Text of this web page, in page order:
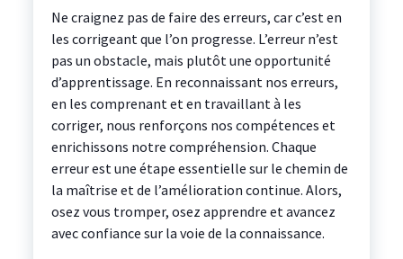
Ne craignez pas de faire des erreurs, car c’est en
les corrigeant que l’on progresse. L’erreur n’est
pas un obstacle, mais plutôt une opportunité
d’apprentissage. En reconnaissant nos erreurs,
en les comprenant et en travaillant à les
corriger, nous renforçons nos compétences et
enrichissons notre compréhension. Chaque
erreur est une étape essentielle sur le chemin de
la maîtrise et de l’amélioration continue. Alors,
osez vous tromper, osez apprendre et avancez
avec confiance sur la voie de la connaissance.